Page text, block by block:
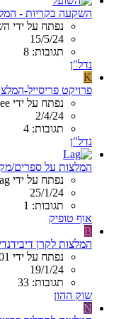
השקעה בקריות -
נפתח על ידי
15/5/24
תגובות: 8
נדל"ן
K
פרויקט פריסייל-
נפתח על ידי kochavee
2/4/24
תגובות: 4
נדל"ן
המלצות על ספרים/
נפתח על ידי Lag
25/1/24
תגובות: 1
אוף טופיק
B
המלצות לקרן
נפתח על ידי bishop1701
19/1/24
תגובות: 33
שוק ההון
N